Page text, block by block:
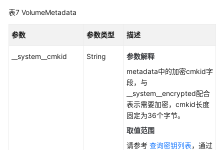
表7 VolumeMetadata
参数 参数类型 描述
__system__cmkid String
参数解释
metadata中的加密cmkid字
段，与
__system__encrypted配合
表示需要加密，cmkid长度
固定为36个字节。
取值范围
请参考 查询密钥列表，通过